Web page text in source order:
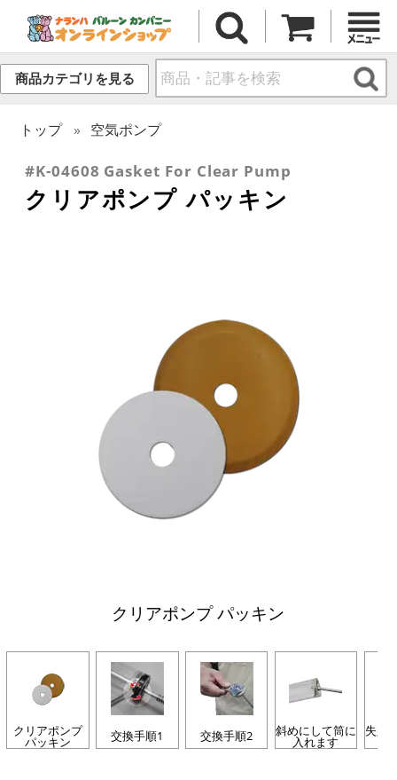
商品カテゴリを見る
トップ 空気ポンプ
#K-04608 Gasket For Clear Pump
クリアポンプ パッキン
クリアポンプ パッキン
クリアポンプ
パッキン 交換手順1 交換手順2 斜めにして筒に
入れます
失敗
よ